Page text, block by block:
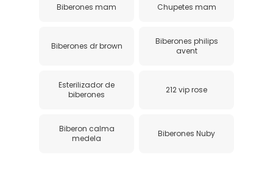
Biberones mam Chupetes mam
Biberones dr brown
Biberones philips
avent
Esterilizador de
biberones
212 vip rose
Biberon calma
medela
Biberones Nuby